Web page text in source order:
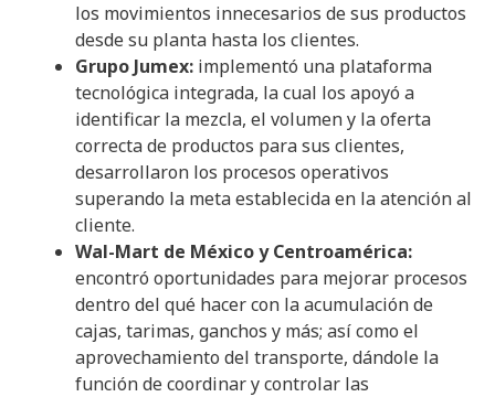
los movimientos innecesarios de sus productos
desde su planta hasta los clientes.
Grupo Jumex: implementó una plataforma
tecnológica integrada, la cual los apoyó a
identificar la mezcla, el volumen y la oferta
correcta de productos para sus clientes,
desarrollaron los procesos operativos
superando la meta establecida en la atención al
cliente.
Wal-Mart de México y Centroamérica:
encontró oportunidades para mejorar procesos
dentro del qué hacer con la acumulación de
cajas, tarimas, ganchos y más; así como el
aprovechamiento del transporte, dándole la
función de coordinar y controlar las